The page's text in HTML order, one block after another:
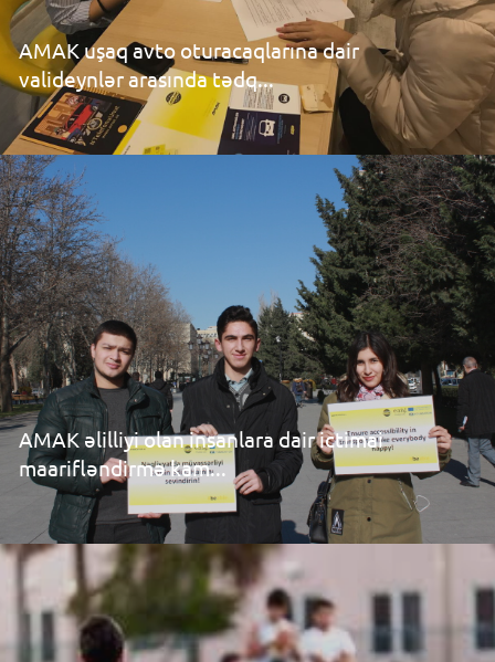
AMAK uşaq avto oturacaqlarına dair
valideynlər arasında tədq...
AMAK əlilliyi olan insanlara dair ictimai
maarifləndirmə kam...